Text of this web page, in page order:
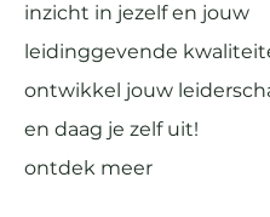
inzicht in jezelf en jouw
leidinggevende
ontwikkel jouw
en daag je zelf uit!
ontdek meer